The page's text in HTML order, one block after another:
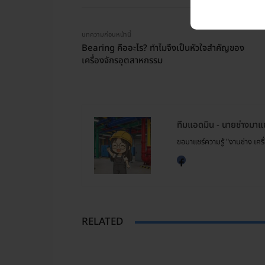
บทความก่อนหน้านี้
Bearing คืออะไร? ทำไมจึงเป็นหัวใจสำคัญของ
เครื่องจักรอุตสาหกรรม
ทีมแอดมิน - นายช่างมาแ
ขอมาแชร์ความรู้ "งานช่าง เ
RELATED